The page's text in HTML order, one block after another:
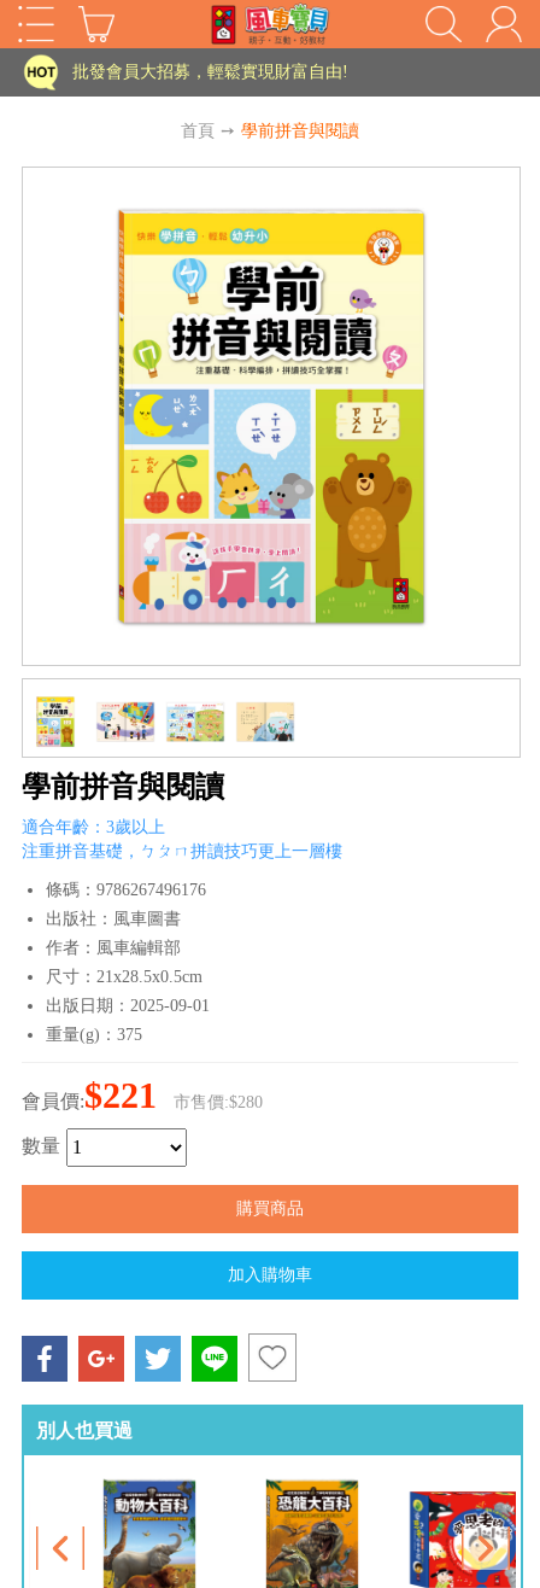
HOT
家長樂了!「風車書版集團暨FOOD超人企業總部」目前正興建中!
批發會員大招募，輕鬆實現財富自由!
老師您好!!幼教會員火熱招募中~
海外購物免煩惱！點我查看『海外購物流程說明』
批發會員大招募，輕鬆實現財富自由!
老師您好!!幼教會員火熱招募中~
海外購物免煩惱！點我查看『海外購物流程說明』
首頁 ➙ 學前拼音與閱讀
學前拼音與閱讀
適合年齡：3歲以上
注重拼音基礎，ㄅㄆㄇ拼讀技巧更上一層樓
條碼：9786267496176
出版社：風車圖書
作者：風車編輯部
尺寸：21x28.5x0.5cm
出版日期：2025-09-01
重量(g)：375
會員價:$221 市售價:$280
數量
別人也買過